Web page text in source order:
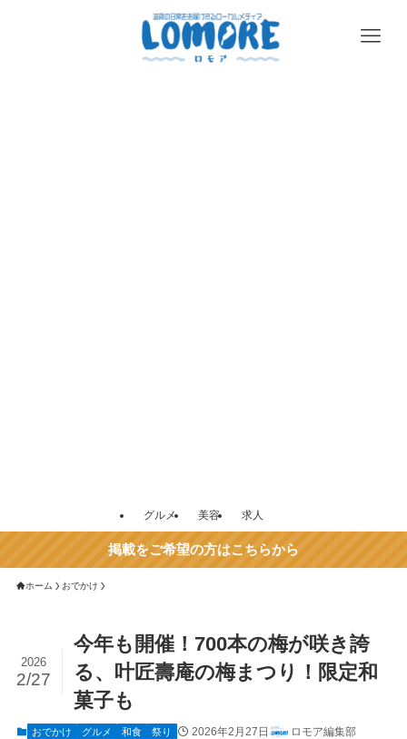
グルメ 美容 求人
掲載をご希望の方はこちらから
ホーム おでかけ
今年も開催！700本の梅が咲き誇
る、叶匠壽庵の梅まつり！限定和
菓子も
2026
2/27
おでかけ グルメ 和食 祭り 2026年2月27日 ロモア編集部